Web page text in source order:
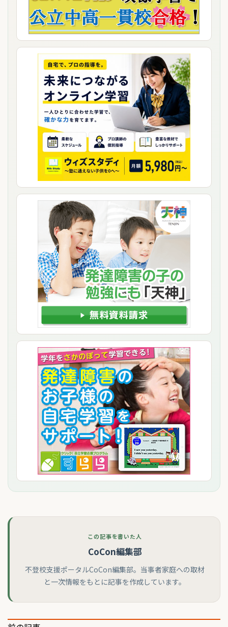
この記事を書いた人
CoCon編集部
不登校支援ポータルCoCon編集部。当事者家庭への取材
と一次情報をもとに記事を作成しています。